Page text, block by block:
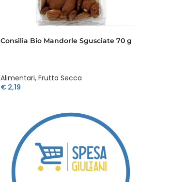
Consilia Bio Mandorle Sgusciate 70 g
Alimentari, Frutta Secca
€ 2,19